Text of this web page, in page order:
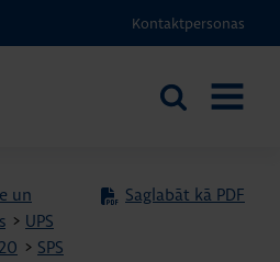
Kontaktpersonas
Meklēt
un
> UPS
> SPS
Saglabāt kā PDF